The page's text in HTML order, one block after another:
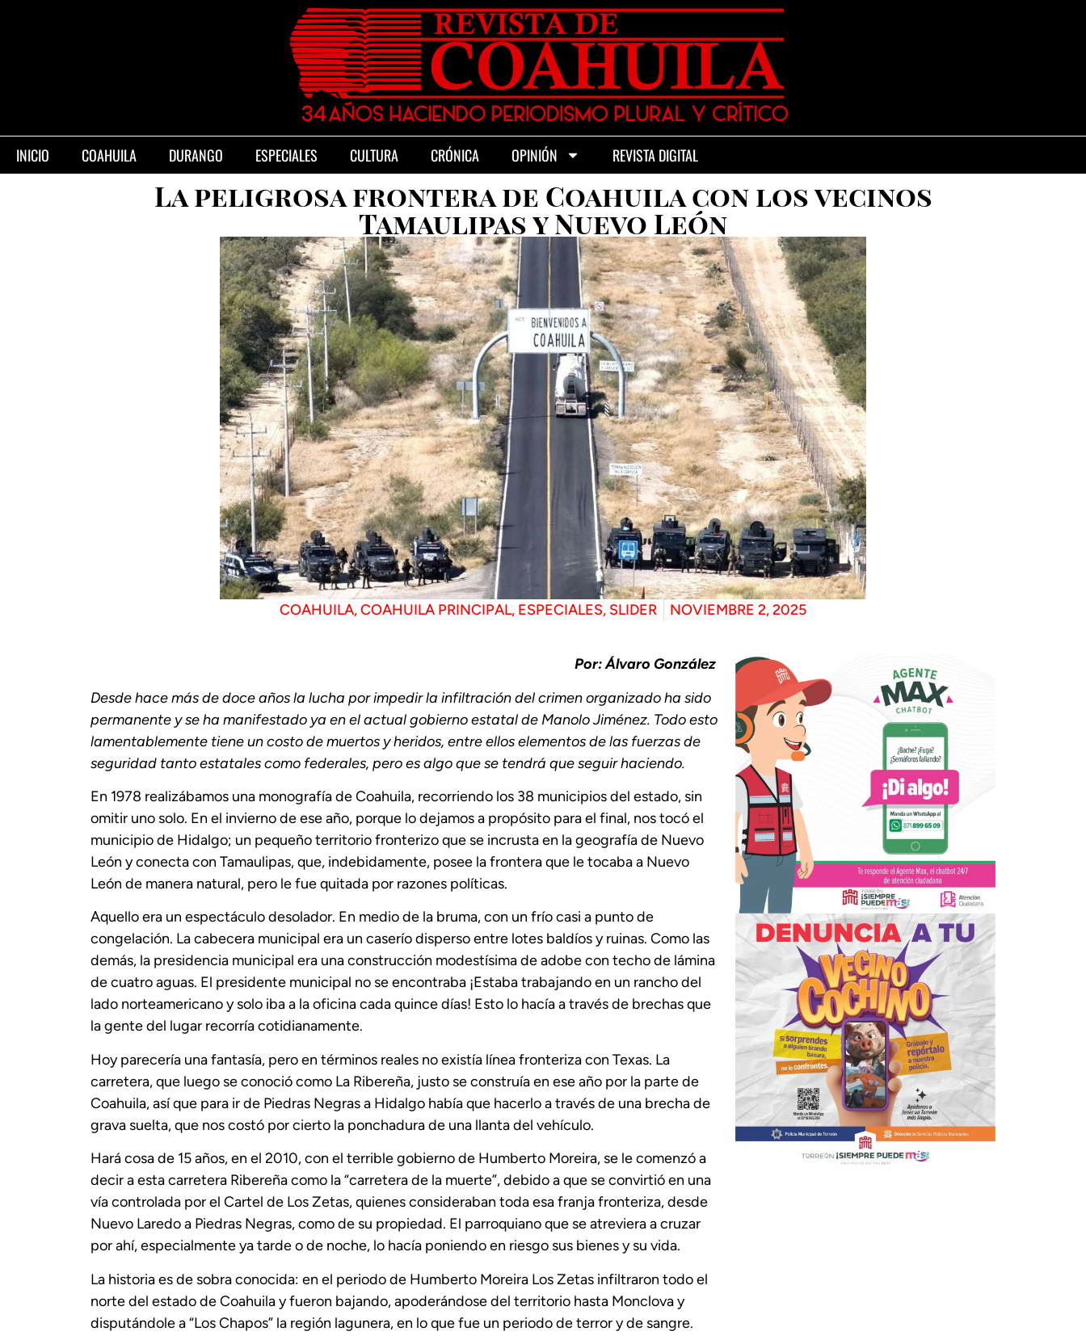
INICIO COAHUILA DURANGO ESPECIALES CULTURA CRÓNICA OPINIÓN REVISTA DIGITAL
La peligrosa frontera de Coahuila con los vecinos
Tamaulipas y Nuevo León
COAHUILA,COAHUILA PRINCIPAL, ESPECIALES, SLIDER NOVIEMBRE 2, 2025
Por: Álvaro González
Desde hace más de doce años la lucha por impedir la infiltración del crimen organizado ha sido
permanente y se ha manifestado ya en el actual gobierno estatal de Manolo Jiménez. Todo esto
lamentablemente tiene un costo de muertos y heridos, entre ellos elementos de las fuerzas de
seguridad tanto estatales como federales, pero es algo que se tendrá que seguir haciendo.
En 1978 realizábamos una monografía de Coahuila, recorriendo los 38 municipios del estado, sin
omitir uno solo. En el invierno de ese año, porque lo dejamos a propósito para el final, nos tocó el
municipio de Hidalgo; un pequeño territorio fronterizo que se incrusta en la geografía de Nuevo
León y conecta con Tamaulipas, que, indebidamente, posee la frontera que le tocaba a Nuevo
León de manera natural, pero le fue quitada por razones políticas.
Aquello era un espectáculo desolador. En medio de la bruma, con un frío casi a punto de
congelación. La cabecera municipal era un caserío disperso entre lotes baldíos y ruinas. Como las
demás, la presidencia municipal era una construcción modestísima de adobe con techo de lámina
de cuatro aguas. El presidente municipal no se encontraba ¡Estaba trabajando en un rancho del
lado norteamericano y solo iba a la oficina cada quince días! Esto lo hacía a través de brechas que
la gente del lugar recorría cotidianamente.
Hoy parecería una fantasía, pero en términos reales no existía línea fronteriza con Texas. La
carretera, que luego se conoció como La Ribereña, justo se construía en ese año por la parte de
Coahuila, así que para ir de Piedras Negras a Hidalgo había que hacerlo a través de una brecha de
grava suelta, que nos costó por cierto la ponchadura de una llanta del vehículo.
Hará cosa de 15 años, en el 2010, con el terrible gobierno de Humberto Moreira, se le comenzó a
decir a esta carretera Ribereña como la “carretera de la muerte”, debido a que se convirtió en una
vía controlada por el Cartel de Los Zetas, quienes consideraban toda esa franja fronteriza, desde
Nuevo Laredo a Piedras Negras, como de su propiedad. El parroquiano que se atreviera a cruzar
por ahí, especialmente ya tarde o de noche, lo hacía poniendo en riesgo sus bienes y su vida.
La historia es de sobra conocida: en el periodo de Humberto Moreira Los Zetas infiltraron todo el
norte del estado de Coahuila y fueron bajando, apoderándose del territorio hasta Monclova y
disputándole a “Los Chapos” la región lagunera, en lo que fue un periodo de terror y de sangre.